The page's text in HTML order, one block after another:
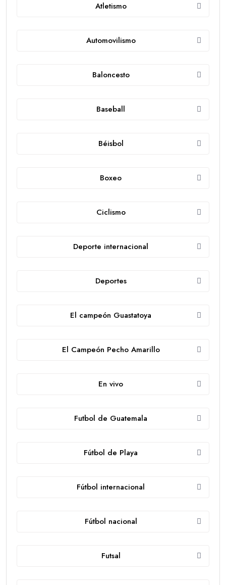
Atletismo
Automovilismo
Baloncesto
Baseball
Béisbol
Boxeo
Ciclismo
Deporte internacional
Deportes
El campeón Guastatoya
El Campeón Pecho Amarillo
En vivo
Futbol de Guatemala
Fútbol de Playa
Fútbol internacional
Fútbol nacional
Futsal